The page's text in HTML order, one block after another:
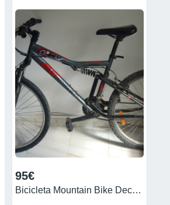
95€
Bicicleta Mountain Bike Decathlon